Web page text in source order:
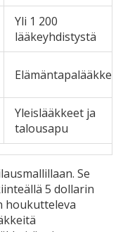
Yli 1 200
lääkeyhdistystä
Elämäntapalääkkeet
Yleislääkkeet ja
talousapu
Se
5 dollarin
houkutteleva